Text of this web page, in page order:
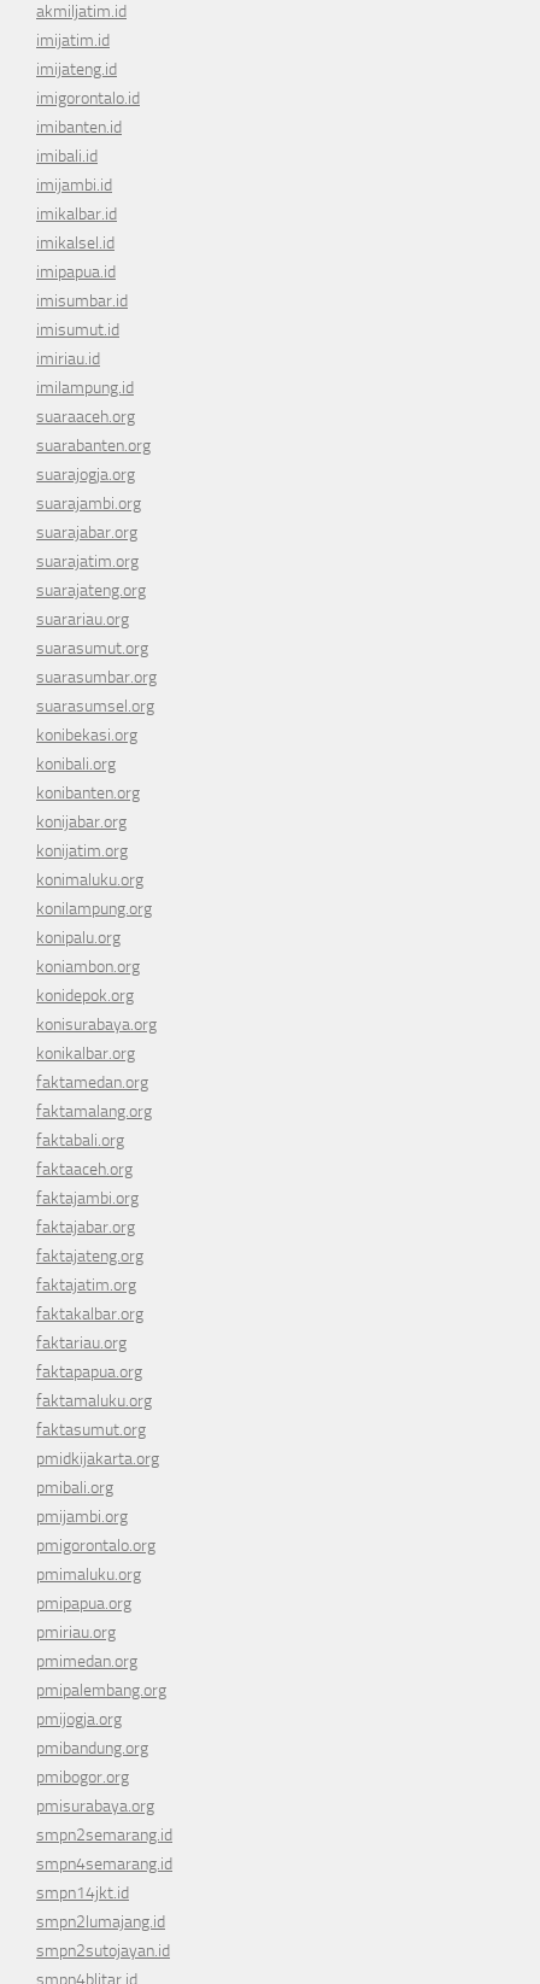
akmiljatim.id
imijatim.id
imijateng.id
imigorontalo.id
imibanten.id
imibali.id
imijambi.id
imikalbar.id
imikalsel.id
imipapua.id
imisumbar.id
imisumut.id
imiriau.id
imilampung.id
suaraaceh.org
suarabanten.org
suarajogja.org
suarajambi.org
suarajabar.org
suarajatim.org
suarajateng.org
suarariau.org
suarasumut.org
suarasumbar.org
suarasumsel.org
konibekasi.org
konibali.org
konibanten.org
konijabar.org
konijatim.org
konimaluku.org
konilampung.org
konipalu.org
koniambon.org
konidepok.org
konisurabaya.org
konikalbar.org
faktamedan.org
faktamalang.org
faktabali.org
faktaaceh.org
faktajambi.org
faktajabar.org
faktajateng.org
faktajatim.org
faktakalbar.org
faktariau.org
faktapapua.org
faktamaluku.org
faktasumut.org
pmidkijakarta.org
pmibali.org
pmijambi.org
pmigorontalo.org
pmimaluku.org
pmipapua.org
pmiriau.org
pmimedan.org
pmipalembang.org
pmijogja.org
pmibandung.org
pmibogor.org
pmisurabaya.org
smpn2semarang.id
smpn4semarang.id
smpn14jkt.id
smpn2lumajang.id
smpn2sutojayan.id
smpn4blitar.id